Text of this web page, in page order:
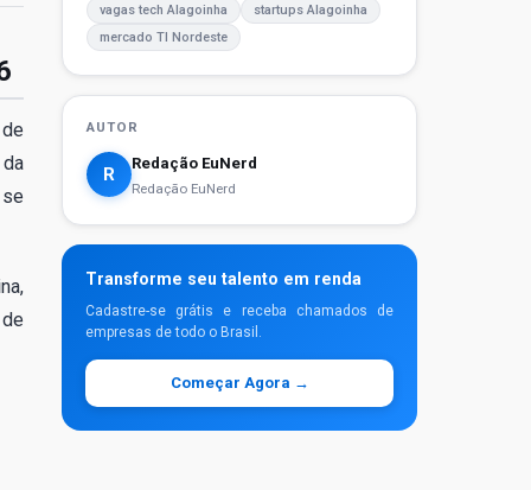
vagas tech Alagoinha
startups Alagoinha
mercado TI Nordeste
AUTOR
R
Redação EuNerd
Redação EuNerd
Transforme seu talento em renda
Cadastre-se grátis e receba chamados de
empresas de todo o Brasil.
Começar Agora →